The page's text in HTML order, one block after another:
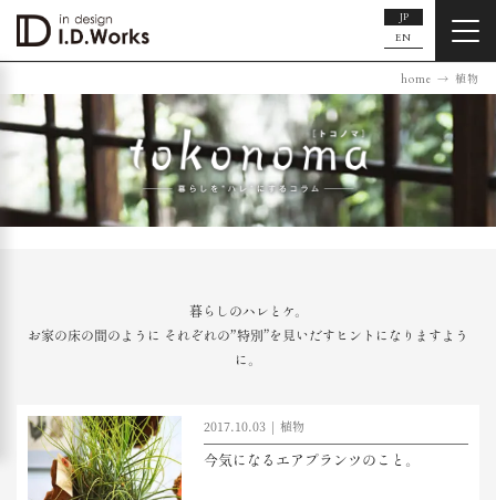
JP
EN
home 植物
暮らしのハレとケ。
お家の床の間のように それぞれの”特別”を見いだすヒントになりますよう
に。
2017.10.03 植物
今気になるエアプランツのこと。